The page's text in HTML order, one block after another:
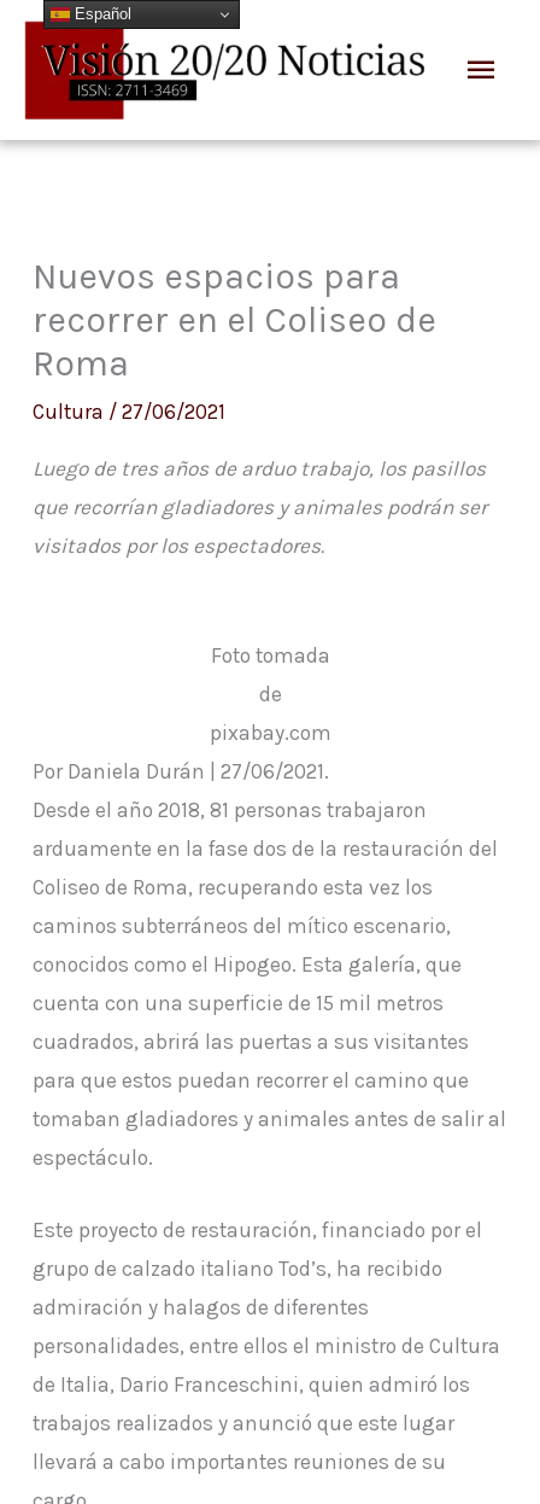
contenido
Nuevos espacios para
recorrer en el Coliseo de
Roma
Cultura / 27/06/2021
Luego de tres años de arduo trabajo, los pasillos
que recorrían gladiadores y animales podrán ser
visitados por los espectadores.
Foto tomada
de
pixabay.com
Por Daniela Durán | 27/06/2021.
Desde el año 2018, 81 personas trabajaron
arduamente en la fase dos de la restauración del
Coliseo de Roma, recuperando esta vez los
caminos subterráneos del mítico escenario,
conocidos como el Hipogeo. Esta galería, que
cuenta con una superficie de 15 mil metros
cuadrados, abrirá las puertas a sus visitantes
para que estos puedan recorrer el camino que
tomaban gladiadores y animales antes de salir al
espectáculo.
Este proyecto de restauración, financiado por el
grupo de calzado italiano Tod’s, ha recibido
admiración y halagos de diferentes
personalidades, entre ellos el ministro de Cultura
de Italia, Dario Franceschini, quien admiró los
trabajos realizados y anunció que este lugar
llevará a cabo importantes reuniones de su
Español